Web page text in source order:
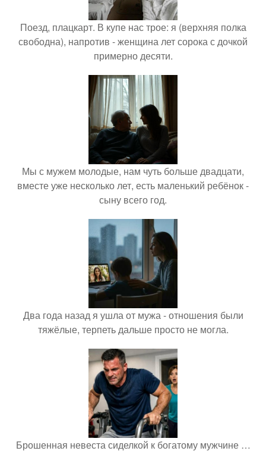
Поезд, плацкарт. В купе нас трое: я (верхняя полка
свободна), напротив - женщина лет сорока с дочкой
примерно десяти.
Мы с мужем молодые, нам чуть больше двадцати,
вместе уже несколько лет, есть маленький ребёнок -
сыну всего год.
Два года назад я ушла от мужа - отношения были
тяжёлые, терпеть дальше просто не могла.
Брошенная невеста сиделкой к богатому мужчине …